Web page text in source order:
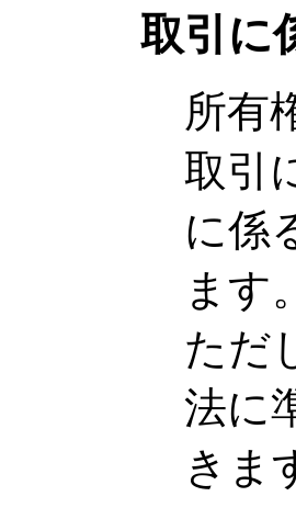
取引に
所有
取引
に係
ます。
ただ
法に
きま